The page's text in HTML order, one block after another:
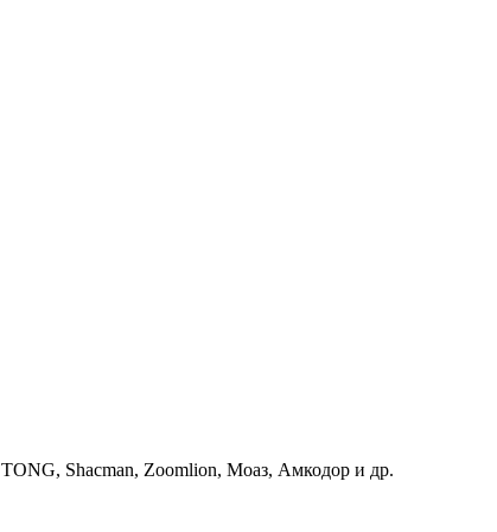
Shacman, Zoomlion, Моаз, Амкодор и др.